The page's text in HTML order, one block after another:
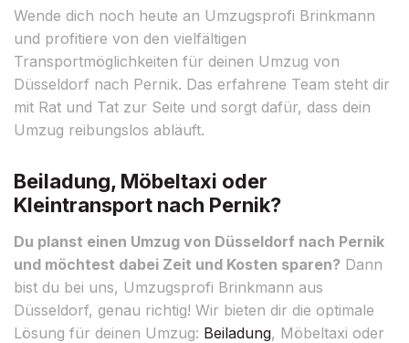
Wende dich noch heute an Umzugsprofi Brinkmann
und profitiere von den vielfältigen
Transportmöglichkeiten für deinen Umzug von
Düsseldorf nach Pernik. Das erfahrene Team steht dir
mit Rat und Tat zur Seite und sorgt dafür, dass dein
Umzug reibungslos abläuft.
Beiladung, Möbeltaxi oder
Kleintransport nach Pernik?
Du planst einen Umzug von Düsseldorf nach Pernik
und möchtest dabei Zeit und Kosten sparen? Dann
bist du bei uns, Umzugsprofi Brinkmann aus
Düsseldorf, genau richtig! Wir bieten dir die optimale
Lösung für deinen Umzug: Beiladung, Möbeltaxi oder